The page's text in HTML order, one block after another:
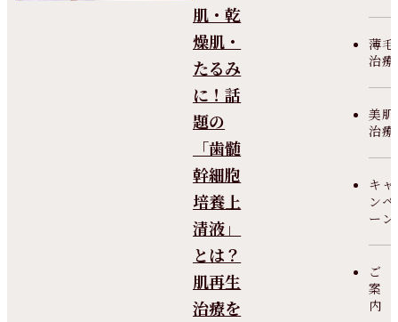
肌・乾
燥肌・
たるみ
に！話
題の
「歯髄
幹細胞
培養上
清液」
とは？
肌再生
治療を
薄毛
治療
美肌
治療
キャ
ンペ
ーン
ご
案
内